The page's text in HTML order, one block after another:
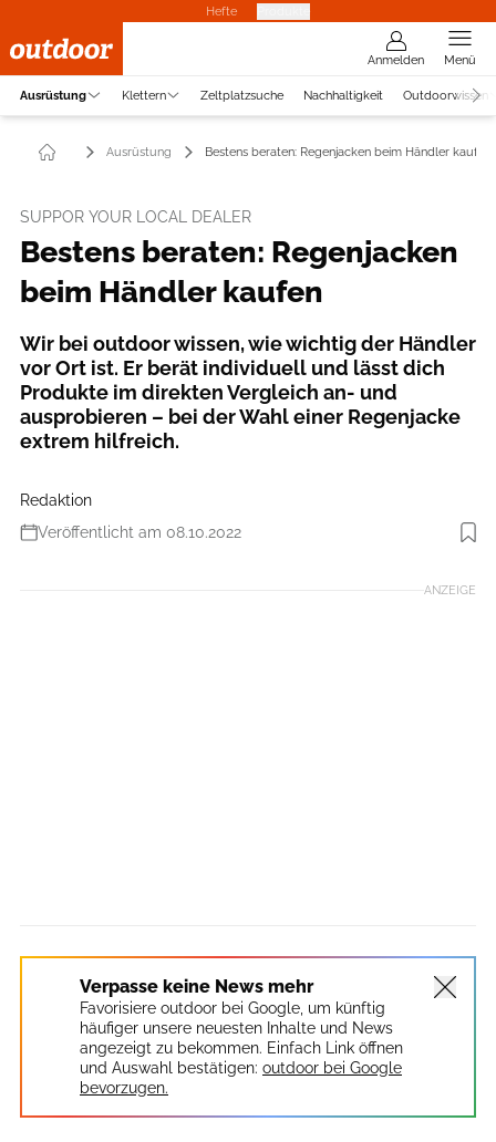
Hefte
Anmelden Menü
Ausrüstung Klettern Zeltplatzsuche Nachhaltigkeit Outdoorwissen
Ausrüstung Bestens beraten: Regenjacken beim Händler kaufen
SUPPOR YOUR LOCAL DEALER
Bestens beraten: Regenjacken
beim Händler kaufen
Wir bei outdoor wissen, wie wichtig der Händler
vor Ort ist. Er berät individuell und lässt dich
Produkte im direkten Vergleich an- und
ausprobieren – bei der Wahl einer Regenjacke
extrem hilfreich.
Redaktion
Veröffentlicht am 08.10.2022
Foto: Getty Images
ANZEIGE
Verpasse keine News mehr
Favorisiere outdoor bei Google, um künftig
häufiger unsere neuesten Inhalte und News
angezeigt zu bekommen. Einfach Link öffnen
und Auswahl bestätigen: outdoor bei Google
bevorzugen.